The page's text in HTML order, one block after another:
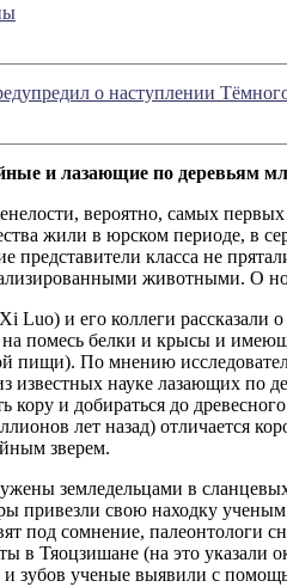
о наступлении
и лазающие по деревьям
вероятно, самых
жили в юрском периоде, в
представители класса не
животными. О
и его коллеги рассказали
помесь белки и крысы и
пищи). По мнению
известных науке лазающих по
кору и добираться до
лет назад) отличается
зверем.
земледельцами в
привезли свою находку
под сомнение, палеонтологи
в Тяоцзишане (на это указали
зубов ученые выявили с